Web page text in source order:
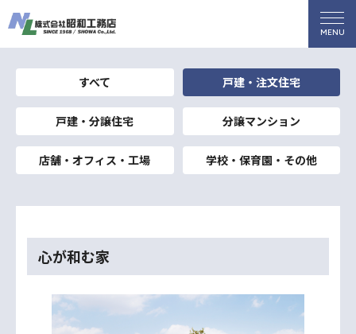
すべて 戸建・注文住宅
戸建・分譲住宅 分譲マンション
店舗・オフィス・工場 学校・保育園・その他
心が和む家